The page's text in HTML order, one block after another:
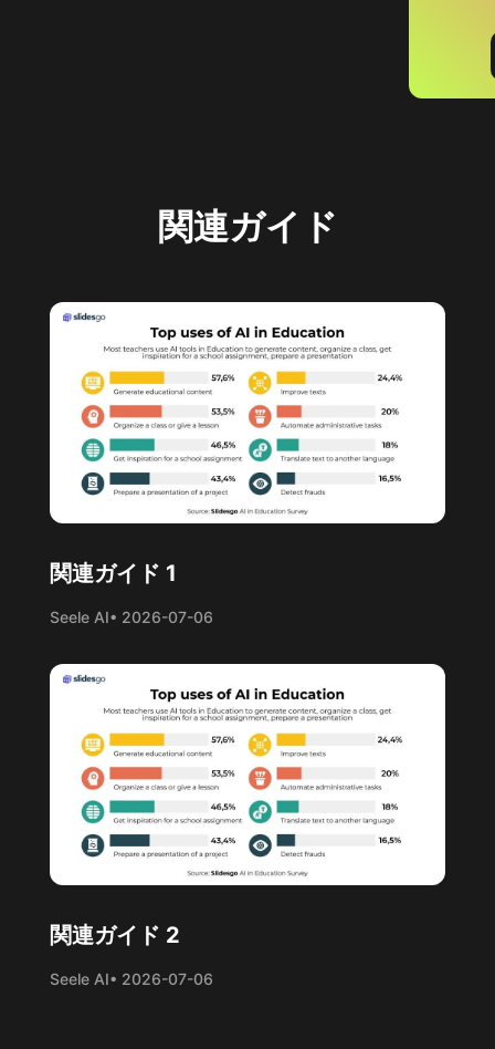
関連ガイド
関連ガイド 1
Seele AI• 2026-07-06
関連ガイド 2
Seele AI• 2026-07-06